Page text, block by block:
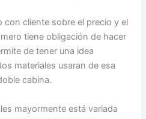
con cliente sobre el precio y el
tiene obligación de hacer
de tener una idea
materiales usaran de esa
cabina.
mayormente está variada